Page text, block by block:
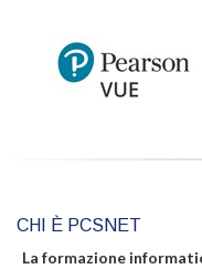
CHI È PCSNET
La formazione